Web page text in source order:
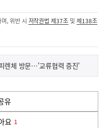
, 위반 시 저작권법 제37조 및제138조
렌체 방문…'교류협력 증진'
유
요 1